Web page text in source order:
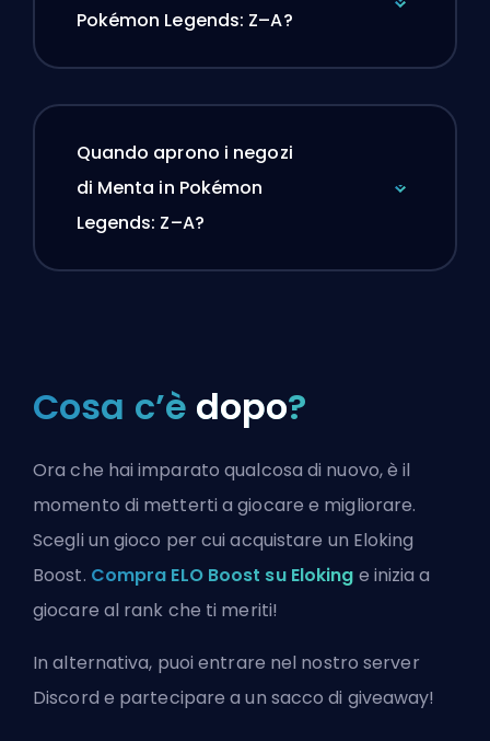
Pokémon Legends: Z–A?
Quando aprono i negozi
di Menta in Pokémon
Legends: Z–A?
Cosa c’è dopo?
Ora che hai imparato qualcosa di nuovo, è il
momento di metterti a giocare e migliorare.
Scegli un gioco per cui acquistare un Eloking
Boost. Compra ELO Boost su Eloking e inizia a
giocare al rank che ti meriti!
In alternativa, puoientrare nel nostro server
Discord e partecipare a un sacco di giveaway!